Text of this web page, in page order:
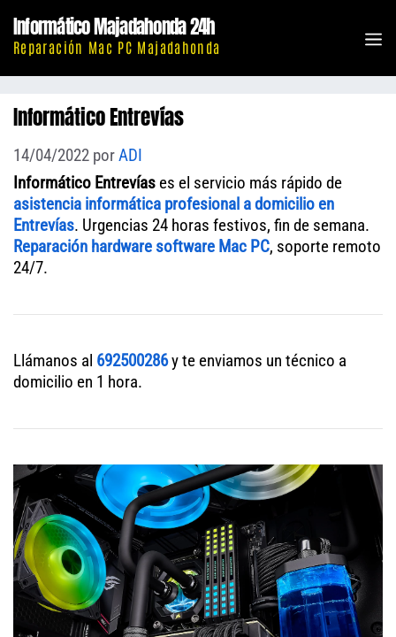
contenido
Informático Majadahonda 24h
Reparación Mac PC Majadahonda
Informático Entrevías
14/04/2022 porADI
Informático Entrevías es el servicio más rápido de
asistencia informática profesional a domicilio en
Entrevías. Urgencias 24 horas festivos, fin de semana.
Reparación hardware software Mac PC, soporte remoto
24/7.
Llámanos al 692500286y te enviamos un técnico a
domicilio en 1 hora.